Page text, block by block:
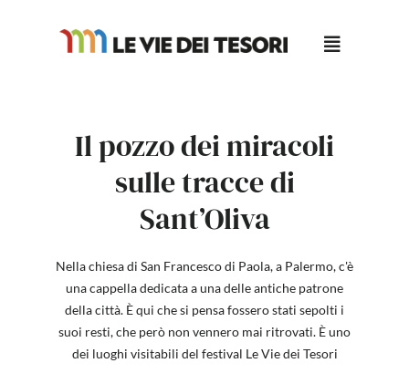
Il pozzo dei miracoli
sulle tracce di
Sant’Oliva
Nella chiesa di San Francesco di Paola, a Palermo, c'è
una cappella dedicata a una delle antiche patrone
della città. È qui che si pensa fossero stati sepolti i
suoi resti, che però non vennero mai ritrovati. È uno
dei luoghi visitabili del festival Le Vie dei Tesori